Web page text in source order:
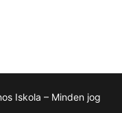
Iskola – Minden jog